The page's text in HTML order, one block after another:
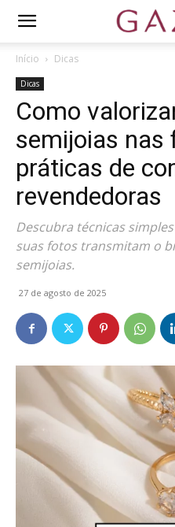
Início Dicas
Dicas
Como
semijoias nas
práticas de
revendedoras
Descubra técnicas
suas fotos transmitam o
semijoias.
27 de agosto de 2025